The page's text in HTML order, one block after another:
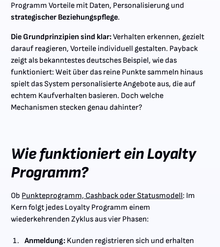
Programm Vorteile mit Daten, Personalisierung und
strategischer Beziehungspflege.
Die Grundprinzipien sind klar:Verhalten erkennen, gezielt
darauf reagieren, Vorteile individuell gestalten. Payback
zeigt als bekanntestes deutsches Beispiel, wie das
funktioniert: Weit über das reine Punkte sammeln hinaus
spielt das System personalisierte Angebote aus, die auf
echtem Kaufverhalten basieren. Doch welche
Mechanismen stecken genau dahinter?
Wie funktioniert ein Loyalty
Programm?
Ob Punkteprogramm, Cashback oder Statusmodell: Im
Kern folgt jedes Loyalty Programm einem
wiederkehrenden Zyklus aus vier Phasen:
Anmeldung: Kunden registrieren sich und erhalten